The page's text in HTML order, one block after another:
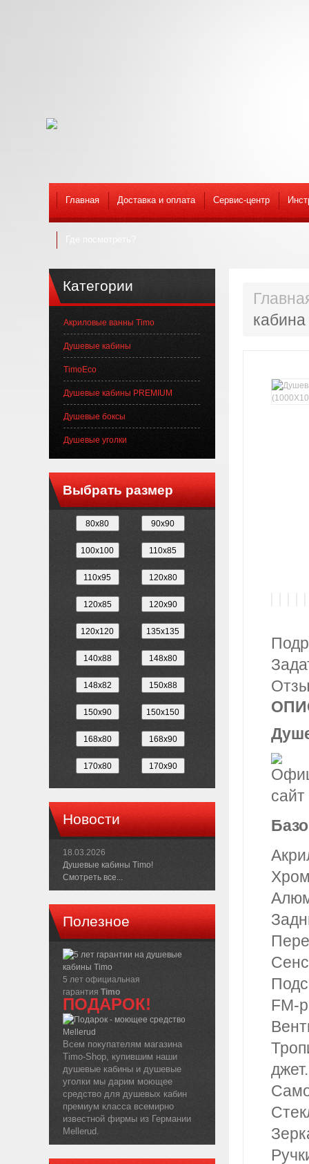
Главная Доставка и оплата Сервис-центр
FM-
джет.
Категории
Акриловые ванны Timo
Душевые кабины
TimoEco
Душевые кабины PREMIUM
Душевые боксы
Душевые уголки
Выбрать размер
Новости
18.03.2026
Душевые кабины Timo!
Смотреть все...
Полезное
5 лет официальная
гарантия Timo
ПОДАРОК!
Всем покупателям магазина
Timo-Shop, купившим наши
душевые кабины и душевые
уголки мы дарим моющее
средство для душевых кабин
премиум класса всемирно
известной фирмы из Германии
Mellerud.